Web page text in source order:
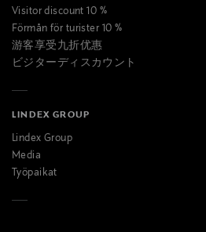
Visitor discount 10 %
Förmån för turister 10 %
游客享受九折优惠
ビジターディスカウント
LINDEX GROUP
Lindex Group
Media
Työpaikat